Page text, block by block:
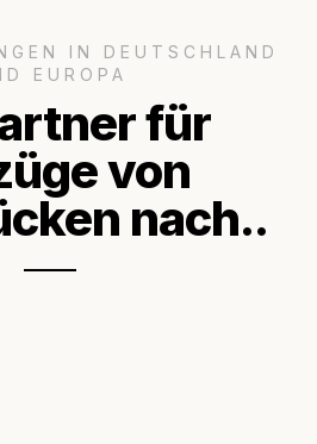
IN DEUTSCHLAND
EUROPA
für
von
nach..